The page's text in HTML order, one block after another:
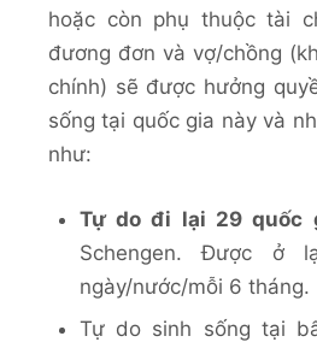
hoặc còn phụ thuộc tài
đương đơn và vợ/chồng
chính) sẽ được hưởng
sống tại quốc gia này và
như:
Tự do đi lại 29 quốc
Schengen. Được ở
ngày/nước/mỗi 6 tháng.
Tự do sinh sống tại